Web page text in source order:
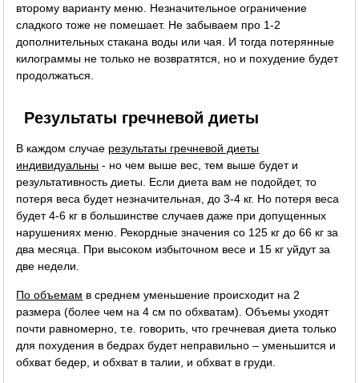
второму варианту меню. Незначительное ограничение
сладкого тоже не помешает. Не забываем про 1-2
дополнительных стакана воды или чая. И тогда потерянные
килограммы не только не возвратятся, но и похудение будет
продолжаться.
Результаты гречневой диеты
В каждом случае результаты гречневой диеты
индивидуальны - но чем выше вес, тем выше будет и
результативность диеты. Если диета вам не подойдет, то
потеря веса будет незначительная, до 3-4 кг. Но потеря веса
будет 4-6 кг в большинстве случаев даже при допущенных
нарушениях меню. Рекордные значения со 125 кг до 66 кг за
два месяца. При высоком избыточном весе и 15 кг уйдут за
две недели.
По объемам в среднем уменьшение происходит на 2
размера (более чем на 4 см по обхватам). Объемы уходят
почти равномерно, т.е. говорить, что гречневая диета только
для похудения в бедрах будет неправильно – уменьшится и
обхват бедер, и обхват в талии, и обхват в груди.